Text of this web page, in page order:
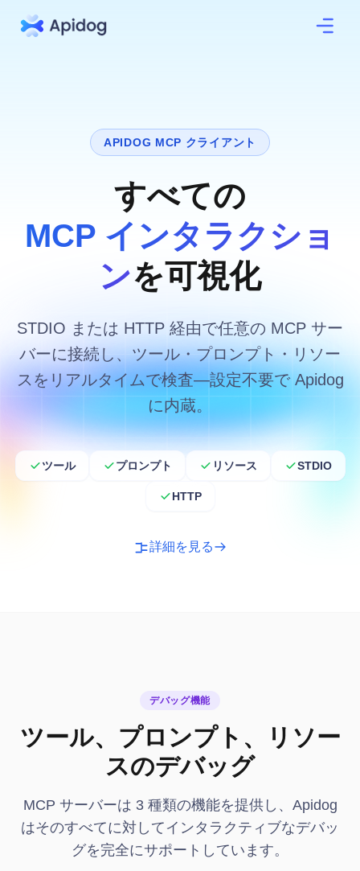
APIDOG MCP クライアント
すべての
MCP インタラクショ
ンを可視化
STDIO または HTTP 経由で任意の MCP サー
バーに接続し、ツール・プロンプト・リソー
スをリアルタイムで検査—設定不要で Apidog
に内蔵。
ツール プロンプト リソース STDIO
HTTP
詳細を見る
デバッグ機能
ツール、プロンプト、リソー
スのデバッグ
MCP サーバーは 3 種類の機能を提供し、Apidog
はそのすべてに対してインタラクティブなデバッ
グを完全にサポートしています。